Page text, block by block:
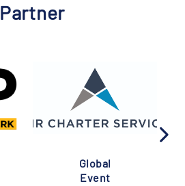
Partner
Global
Event